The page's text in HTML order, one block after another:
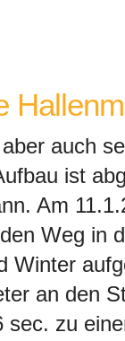
auch
ist
Am
Weg in
Winter
an den
sec. zu